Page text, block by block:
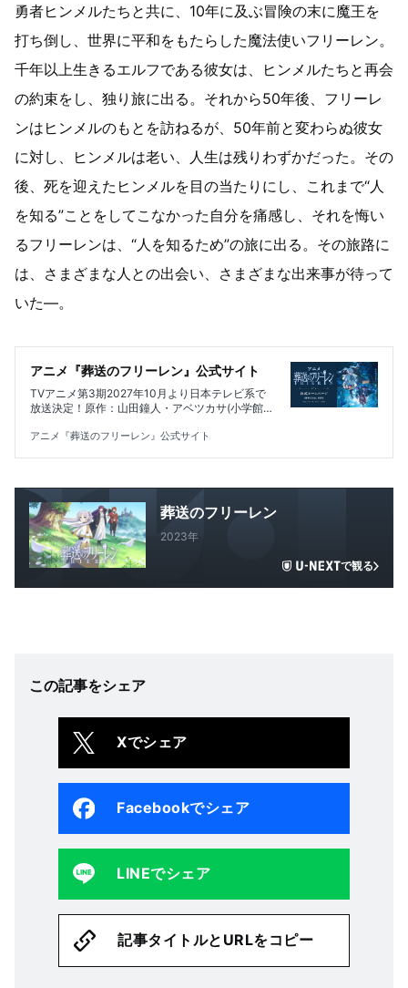
勇者ヒンメルたちと共に、10年に及ぶ冒険の末に魔王を
打ち倒し、世界に平和をもたらした魔法使いフリーレン。
千年以上生きるエルフである彼女は、ヒンメルたちと再会
の約束をし、独り旅に出る。それから50年後、フリーレ
ンはヒンメルのもとを訪ねるが、50年前と変わらぬ彼女
に対し、ヒンメルは老い、人生は残りわずかだった。その
後、死を迎えたヒンメルを目の当たりにし、これまで“人
を知る”ことをしてこなかった自分を痛感し、それを悔い
るフリーレンは、“人を知るため”の旅に出る。その旅路に
は、さまざまな人との出会い、さまざまな出来事が待って
いた―。
アニメ『葬送のフリーレン』公式サイト
TVアニメ第3期2027年10月より日本テレビ系で
放送決定！原作：山田鐘人・アベツカサ(小学館
ーによって魔王が倒された“その後”の世界を舞台
アニメ『葬送のフリーレン』公式サイト
葬送のフリーレン
2023年
で観る
この記事をシェア
Xでシェア
Facebookでシェア
LINEでシェア
記事タイトルとURLをコピー